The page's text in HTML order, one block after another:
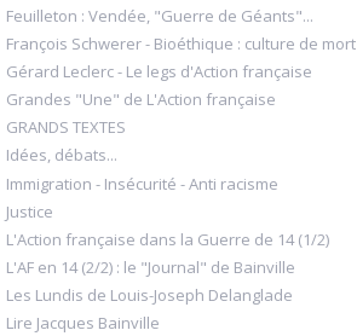
Feuilleton : Vendée, "Guerre de Géants"...
François Schwerer - Bioéthique : culture de mort
Gérard Leclerc - Le legs d'Action française
Grandes "Une" de L'Action française
GRANDS TEXTES
Idées, débats...
Immigration - Insécurité - Anti racisme
Justice
L'Action française dans la Guerre de 14 (1/2)
L'AF en 14 (2/2) : le "Journal" de Bainville
Les Lundis de Louis-Joseph Delanglade
Lire Jacques Bainville